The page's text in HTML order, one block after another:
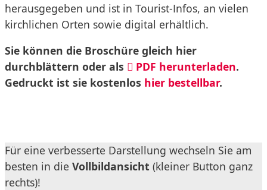
herausgegeben und ist in Tourist-Infos, an vielen
kirchlichen Orten sowie digital erhältlich.
Sie können die Broschüre gleich hier
durchblättern oder als
PDF herunterladen.
Gedruckt ist sie kostenlos hier bestellbar.
Für eine verbesserte Darstellung wechseln Sie am
besten in die Vollbildansicht (kleiner Button ganz
rechts)!